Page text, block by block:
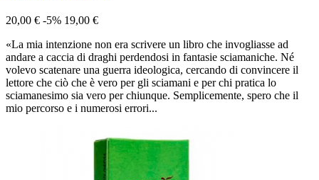
20,00 € -5% 19,00 €
«La mia intenzione non era scrivere un libro che invogliasse ad
andare a caccia di draghi perdendosi in fantasie sciamaniche. Né
volevo scatenare una guerra ideologica, cercando di convincere il
lettore che ciò che è vero per gli sciamani e per chi pratica lo
sciamanesimo sia vero per chiunque. Semplicemente, spero che il
mio percorso e i numerosi errori...